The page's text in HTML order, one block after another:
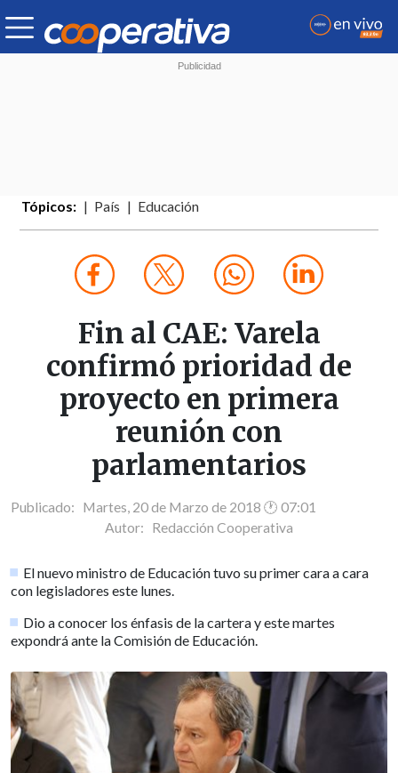
Tópicos: País Educación
Fin al CAE: Varela
confirmó prioridad de
proyecto en primera
reunión con
parlamentarios
Publicado: Martes, 20 de Marzo de 2018 🕐 07:01
Autor: Redacción Cooperativa
El nuevo ministro de Educación tuvo su primer cara a cara
con legisladores este lunes.
Dio a conocer los énfasis de la cartera y este martes
expondrá ante la Comisión de Educación.